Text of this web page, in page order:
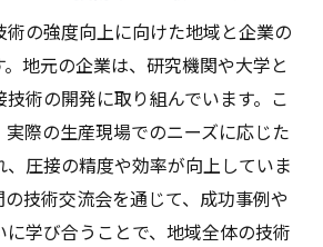
の強度向上に向けた地域と企業の
地元の企業は、研究機関や大学と
術の開発に取り組んでいます。こ
際の生産現場でのニーズに応じた
圧接の精度や効率が向上していま
技術交流会を通じて、成功事例や
学び合うことで、地域全体の技術